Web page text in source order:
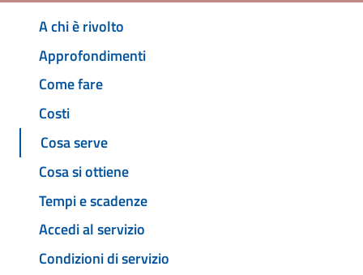
A chi è rivolto
Approfondimenti
Come fare
Costi
Cosa serve
Cosa si ottiene
Tempi e scadenze
Accedi al servizio
Condizioni di servizio